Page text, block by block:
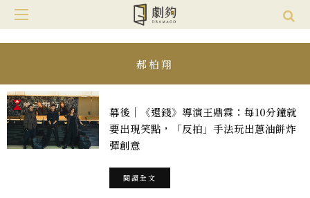
郝柏翔
幕後｜《還錢》導演王鼎霖：每10分鐘就
要出現笑點，「反拍」手法玩出蔥油餅炸
彈創意
閱讀全文